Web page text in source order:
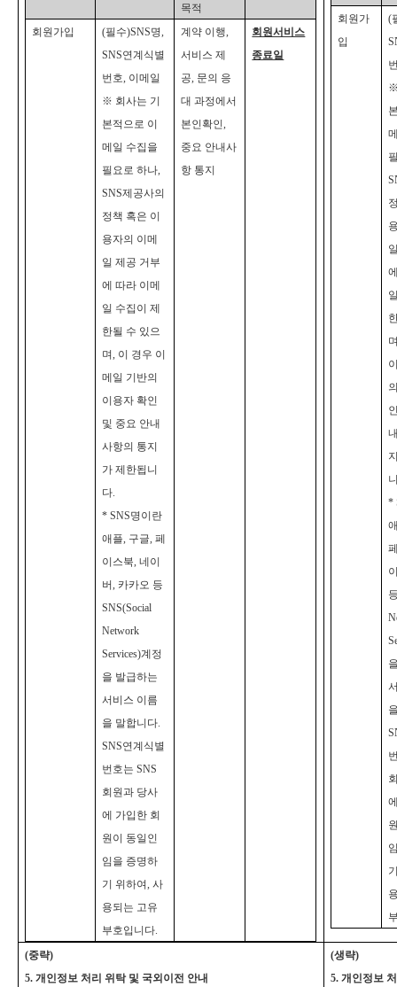
목적
회원가입 (필수)SNS명,
SNS연계식별
번호, 이메일
※ 회사는 기
본적으로 이
메일 수집을
필요로 하나,
SNS제공사의
정책 혹은 이
용자의 이메
일 제공 거부
에 따라 이메
일 수집이 제
한될 수 있으
며, 이 경우 이
메일 기반의
이용자 확인
및 중요 안내
사항의 통지
가 제한됩니
다.
* SNS명이란
애플, 구글, 페
이스북, 네이
버, 카카오 등
SNS(Social
Network
Services)계정
을 발급하는
서비스 이름
을 말합니다.
SNS연계식별
번호는 SNS
회원과 당사
에 가입한 회
원이 동일인
임을 증명하
기 위하여, 사
용되는 고유
부호입니다.
계약 이행,
서비스 제
공, 문의 응
대 과정에서
본인확인,
중요 안내사
항 통지
회원서비스
종료일
회원가
입
(
*
(중략)
5.개인정보 처리 위탁 및 국외이전 안내
(생략)
5.개인정보